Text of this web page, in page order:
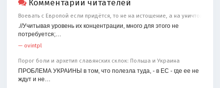
Комментарии читателей
Воевать с Европой если придётся, то не на истощение, а на уничтожение
.//Учитывая уровень их концентрации, много для этого не
потребуется;…
— ovintpl
Порог боли и архетип славянских склок: Польша и Украина
ПРОБЛЕМА УКРАИНЫ в том, что полезла туда, - в ЕС - где ее не
ждут и не…